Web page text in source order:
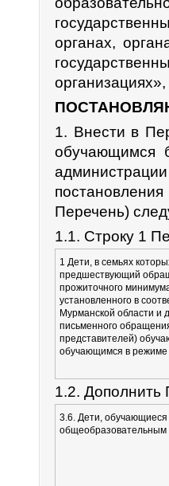
органах,
организациях»,
1. Внести в
обучающимся
Перечень)
1.1. Строку 1
1 Дети, в семьях
предшествующий
прожиточного
установленного в
Мурманской области и
письменного
представителей)
обучающимся в режиме
1.2. Дополнить
3.6. Дети,
общеобразовательным